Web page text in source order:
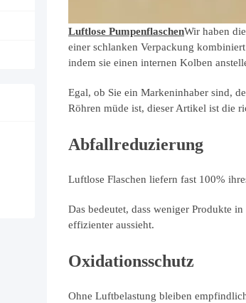
Luftlose PumpenflaschenWir haben
einer schlanken Verpackung
indem sie einen internen Kolben
Egal, ob Sie ein Markeninhaber sind,
Röhren müde ist, dieser Artikel ist die
Abfallreduzierung
Luftlose Flaschen liefern fast 100%
Das bedeutet, dass weniger Produkte
effizienter aussieht.
Oxidationsschutz
Ohne Luftbelastung bleiben